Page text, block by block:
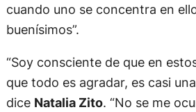
cuando uno se concentra en
buenísimos”.
“Soy consciente de que en
que todo es agradar, es casi una
dice Natalia Zito. “No se me